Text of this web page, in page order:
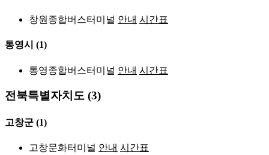
창원종합버스터미널 안내 시간표
통영시 (1)
통영종합버스터미널 안내 시간표
전북특별자치도 (3)
고창군 (1)
고창문화터미널 안내 시간표